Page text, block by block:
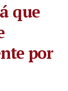
que
por